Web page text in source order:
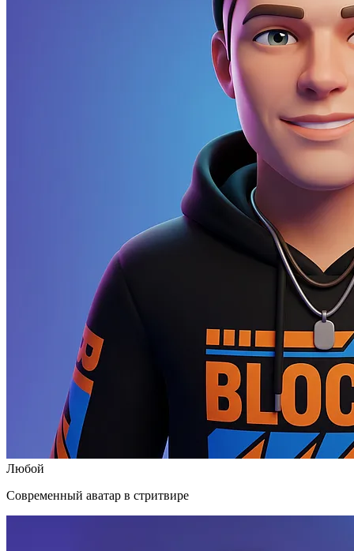
Любой
Современный аватар в стритвире